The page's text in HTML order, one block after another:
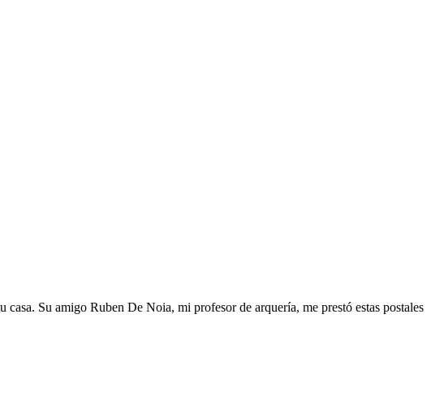
Su amigo Ruben De Noia, mi profesor de arquería, me prestó estas postales